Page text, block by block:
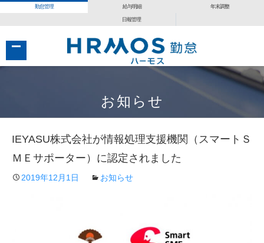
勤怠管理 給与明細 年末調整
日報管理
お知らせ
IEYASU株式会社が情報処理支援機関（スマートＳ
ＭＥサポーター）に認定されました
2019年12月1日 お知らせ